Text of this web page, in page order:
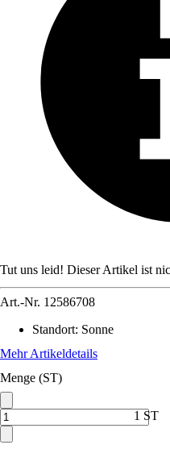
Tut uns leid! Dieser Artikel ist
Art.-Nr. 12586708
Standort: Sonne
Mehr Artikeldetails
Menge (ST)
1 ST